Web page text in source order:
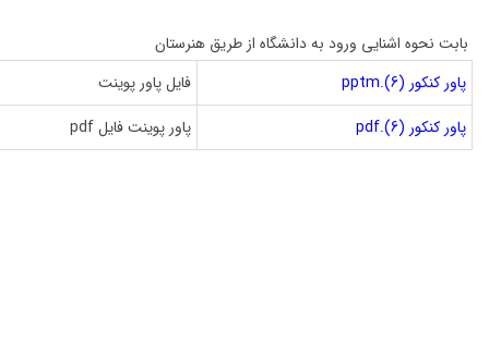
بابت نحوه اشنایی ورود به دانشگاه از طریق هنرستان
پاور کنکور (6).pptm
فایل پاور پوینت
پاور کنکور (6).pdf
پاور پوینت فایل pdf